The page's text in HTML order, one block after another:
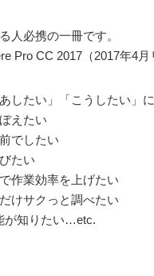
人必携の一冊です。
Pro CC 2017（2017年4
したい」「こうしたい」
えたい
でしたい
たい
作業効率を上げたい
けサクっと調べたい
が知りたい…etc.